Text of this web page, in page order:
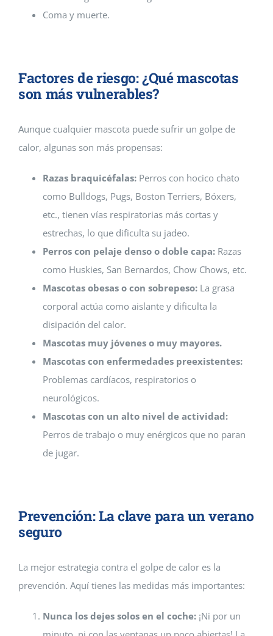
Coma y muerte.
Factores de riesgo: ¿Qué mascotas
son más vulnerables?
Aunque cualquier mascota puede sufrir un golpe de
calor, algunas son más propensas:
Razas braquicéfalas: Perros con hocico chato
como Bulldogs, Pugs, Boston Terriers, Bóxers,
etc., tienen vías respiratorias más cortas y
estrechas, lo que dificulta su jadeo.
Perros con pelaje denso o doble capa: Razas
como Huskies, San Bernardos, Chow Chows, etc.
Mascotas obesas o con sobrepeso: La grasa
corporal actúa como aislante y dificulta la
disipación del calor.
Mascotas muy jóvenes o muy mayores.
Mascotas con enfermedades preexistentes:
Problemas cardíacos, respiratorios o
neurológicos.
Mascotas con un alto nivel de actividad:
Perros de trabajo o muy enérgicos que no paran
de jugar.
Prevención: La clave para un verano
seguro
La mejor estrategia contra el golpe de calor es la
prevención. Aquí tienes las medidas más importantes:
Nunca los dejes solos en el coche: ¡Ni por un